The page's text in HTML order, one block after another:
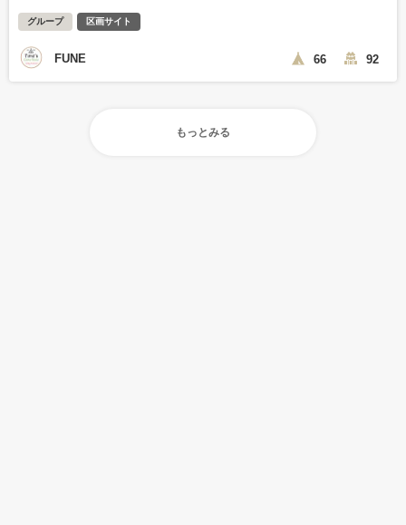
グループ 区画サイト
FUNE 66 92
もっとみる